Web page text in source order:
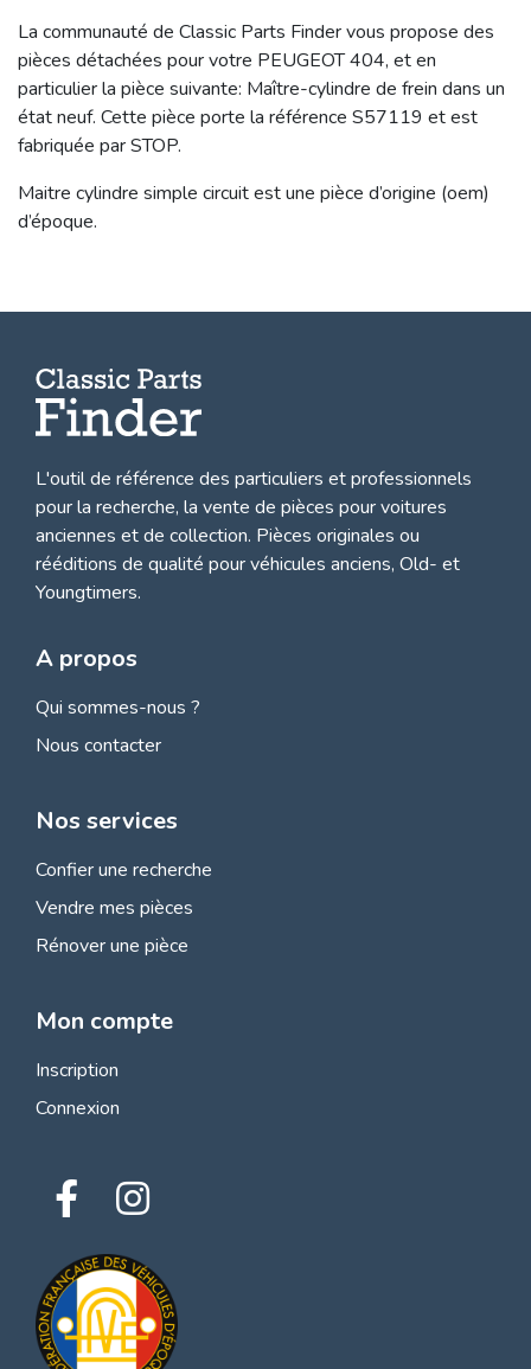
La communauté de Classic Parts Finder vous propose des
pièces détachées pour votre PEUGEOT 404, et en
particulier la pièce suivante: Maître-cylindre de frein dans un
état neuf. Cette pièce porte la référence S57119 et est
fabriquée par STOP.
Maitre cylindre simple circuit est une pièce d’origine (oem)
d’époque.
L'outil de référence des particuliers et professionnels
pour la recherche, la vente de pièces pour voitures
anciennes et de collection. Pièces originales ou
rééditions de qualité pour véhicules anciens, Old- et
Youngtimers.
A propos
Qui sommes-nous ?
Nous contacter
Nos services
Confier une recherche
Vendre mes pièces
Rénover une pièce
Mon compte
Inscription
Connexion